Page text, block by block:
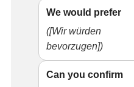
We would prefer
([Wir würden
bevorzugen])
Can you confirm